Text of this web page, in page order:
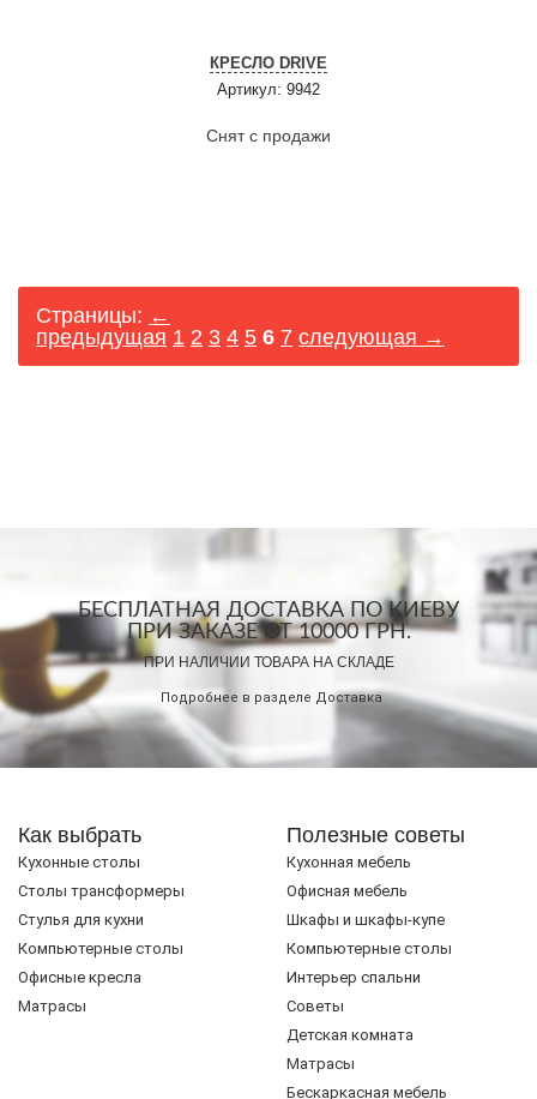
КРЕСЛО DRIVE
Артикул: 9942
Снят с продажи
Страницы: ←
предыдущая 1 2 3 4 5 6 7 следующая →
БЕСПЛАТНАЯ ДОСТАВКА ПО КИЕВУ
ПРИ ЗАКАЗЕ ОТ 10000 ГРН.
ПРИ НАЛИЧИИ ТОВАРА НА СКЛАДЕ
Подробнее в разделе Доставка
Как выбрать
Кухонные столы
Cтолы трансформеры
Стулья для кухни
Компьютерные столы
Офисные кресла
Матрасы
Полезные советы
Кухонная мебель
Офисная мебель
Шкафы и шкафы-купе
Компьютерные столы
Интерьер спальни
Советы
Детская комната
Матрасы
Бескаркасная мебель